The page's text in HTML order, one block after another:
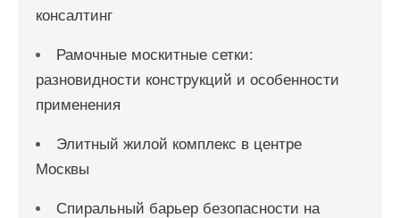
консалтинг
Рамочные москитные сетки:
разновидности конструкций и особенности
применения
Элитный жилой комплекс в центре
Москвы
Спиральный барьер безопасности на